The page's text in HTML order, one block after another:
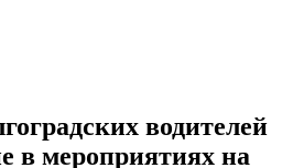
водителей
в мероприятиях на